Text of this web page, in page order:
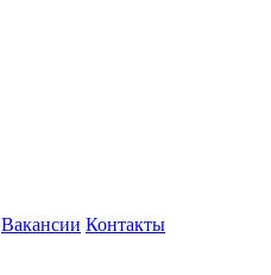
Вакансии Контакты